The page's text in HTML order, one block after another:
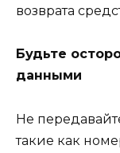
возврата
Будьте
данными
Не
такие как